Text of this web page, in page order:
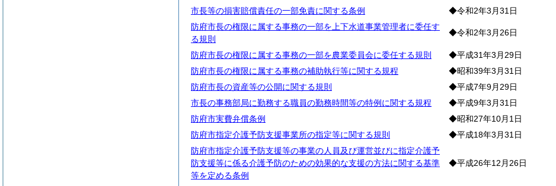
市長等の損害賠償責任の一部免責に関する条例 ◆令和2年3月31日
防府市長の権限に属する事務の一部を上下水道事業管理者に委任す
る規則
◆令和2年3月26日
防府市長の権限に属する事務の一部を農業委員会に委任する規則 ◆平成31年3月29日
防府市長の権限に属する事務の補助執行等に関する規程
◆昭和39年3月31日
防府市長の資産等の公開に関する規則
◆平成7年9月29日
市長の事務部局に勤務する職員の勤務時間等の特例に関する規程
◆平成9年3月31日
防府市実費弁償条例
◆昭和27年10月1日
防府市指定介護予防支援事業所の指定等に関する規則
◆平成18年3月31日
防府市指定介護予防支援等の事業の人員及び運営並びに指定介護予
防支援等に係る介護予防のための効果的な支援の方法に関する基準
等を定める条例
◆平成26年12月26日